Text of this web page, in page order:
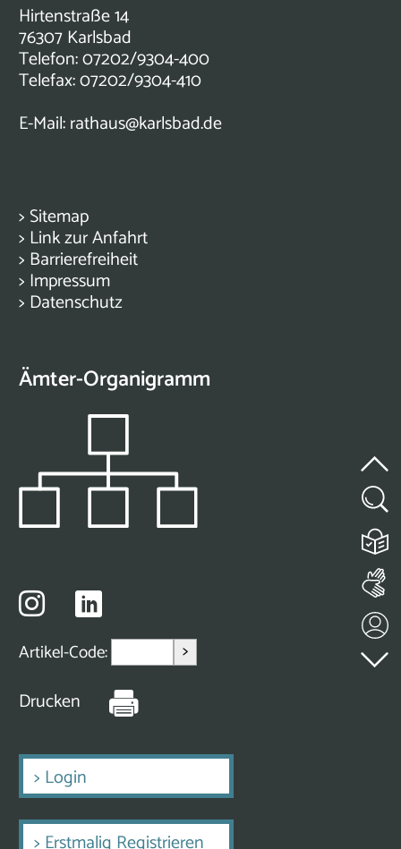
Hirtenstraße 14
76307 Karlsbad
Telefon: 07202/9304-400
Telefax: 07202/9304-410
E-Mail:rathaus@karlsbad.de
> Sitemap
> Link zur Anfahrt
> Barrierefreiheit
> Impressum
> Datenschutz
Ämter-Organigramm
Artikel-Code: >
Drucken
> Login